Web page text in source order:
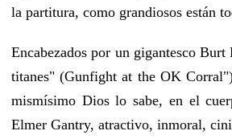
la partitura, como grandiosos están
Encabezados por un gigantesco
titanes" (Gunfight at the OK
mismísimo Dios lo sabe, en el
Elmer Gantry, atractivo, inmoral,